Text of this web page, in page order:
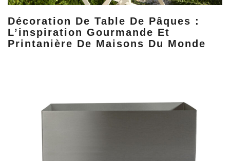
Décoration De Table De Pâques :
L’inspiration Gourmande Et
Printanière De Maisons Du Monde